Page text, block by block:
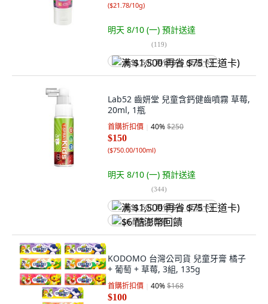
($21.78/10g)
明天 8/10 (一) 預計送達
(119)
满 $1,500 再省 $75 (王道卡)
Lab52 齒妍堂 兒童含鈣健齒噴霧 草莓,
20ml, 1瓶
首購折扣價 40%$250
$150
($750.00/100ml)
明天 8/10 (一) 預計送達
(344)
满 $1,500 再省 $75 (王道卡)
$6 酷澎幣回饋
KODOMO 台灣公司貨 兒童牙膏 橘子
+ 葡萄 + 草莓, 3組, 135g
首購折扣價 40%$168
$100